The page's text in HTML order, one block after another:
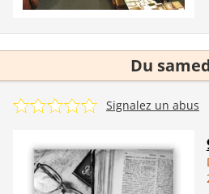
Du
Signalez un abus